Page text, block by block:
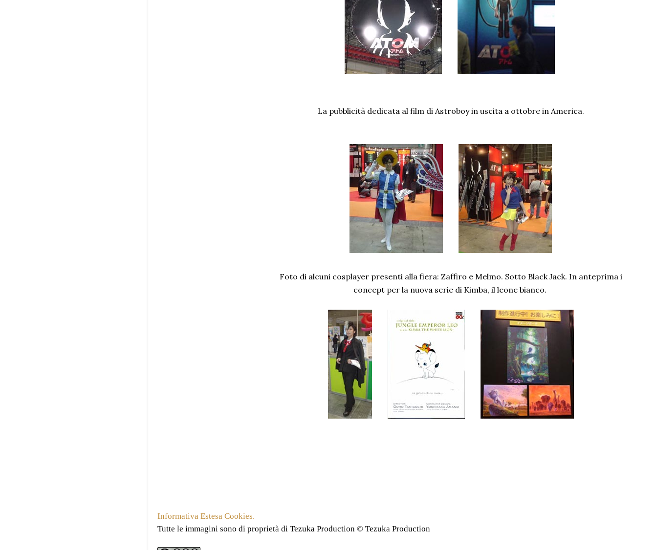
La pubblicità dedicata al film di Astroboy in uscita a ottobre in America.
Foto di alcuni cosplayer presenti alla fiera: Zaffiro e Melmo. Sotto Black Jack. In anteprima i
concept per la nuova serie di Kimba, il leone bianco.
Informativa Estesa Cookies.
Tutte le immagini sono di proprietà di Tezuka Production © Tezuka Production